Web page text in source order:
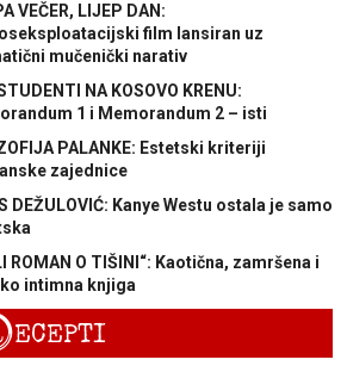
VEČER, LIJEP DAN:
film lansiran uz
mučenički narativ
NA KOSOVO KRENU:
1 i Memorandum 2 – isti
PALANKE: Estetski kriteriji
zajednice
DEŽULOVIĆ: Kanye Westu ostala je samo
ROMAN O TIŠINI“: Kaotična, zamršena i
intimna knjiga
ECEPTI